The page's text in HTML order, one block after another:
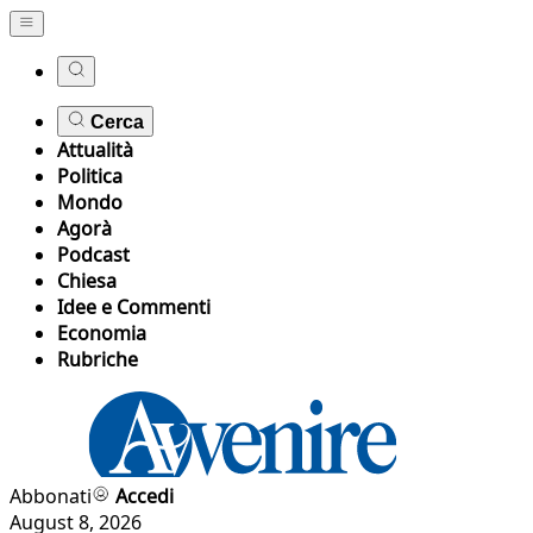
Cerca
Attualità
Politica
Mondo
Agorà
Podcast
Chiesa
Idee e Commenti
Economia
Rubriche
Abbonati
Accedi
August 8, 2026